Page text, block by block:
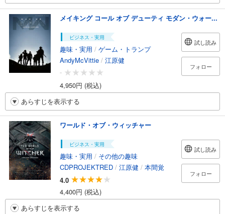
メイキング コール オブ デューティ モダン・ウォー...
ビジネス・実用
趣味・実用 / ゲーム・トランプ
AndyMcVittie / 江原健
-
4,950円 (税込)
試し読み
フォロー
あらすじを表示する
ワールド・オブ・ウィッチャー
ビジネス・実用
趣味・実用 / その他の趣味
CDPROJEKTRED / 江原健 / 本間覚
4.0
4,400円 (税込)
試し読み
フォロー
あらすじを表示する